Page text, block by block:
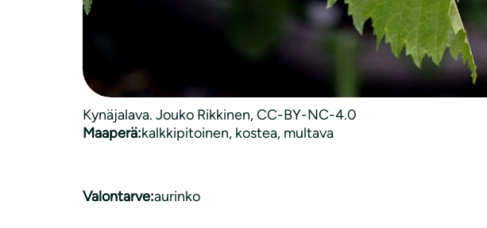
Kynäjalava. Jouko Rikkinen, CC-BY-NC-4.0
Kasvityyppi:
Luonnonkasvi:
Maaperä:kalkkipitoinen, kostea, multava
Valontarve:aurinko